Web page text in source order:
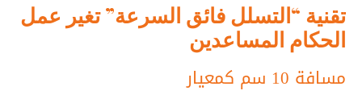
تقنية “التسلل فائق السرعة” تغير عمل
الحكام المساعدين
مسافة 10 سم كمعيار